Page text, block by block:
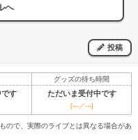
へ
投稿
グッズの待ち時間
す ただいま受付中です
[---／---]
ので、実際のライブとは異なる場合があ